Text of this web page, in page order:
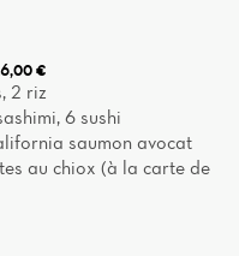
€
2 riz
6 sushi
saumon avocat
au chiox (à la carte de